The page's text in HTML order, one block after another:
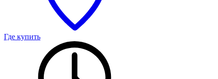
Где купить